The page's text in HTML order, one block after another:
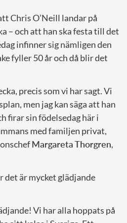
Chris O’Neill landar på
– och att han ska festa till det
infinner sig nämligen den
fyller 50 år och då blir det
precis som vi har sagt. Vi
men jag kan säga att han
firar sin födelsedag här i
med familjen privat,
Margareta Thorgren,
det är mycket glädjande
Vi har alla hoppats på